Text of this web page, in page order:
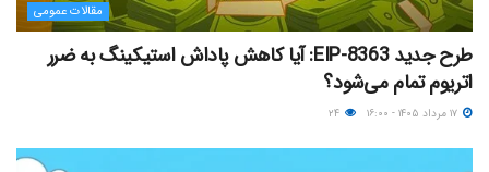
مقالات عمومی
طرح جدید EIP-8363: آیا کاهش پاداش استیکینگ به ضرر
اتریوم تمام می‌شود؟